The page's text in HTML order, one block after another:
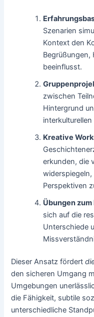
Szenarien
Kontext den
Begrüßungen,
beeinflusst.
zwischen
Hintergrund
interkulturellen
Kreative
erkunden, die
widerspiegeln,
Perspektiven
Übungen
sich auf die
Unterschiede
Dieser Ansatz fördert
den sicheren Umgang
Umgebungen
die Fähigkeit, subtile
unterschiedliche